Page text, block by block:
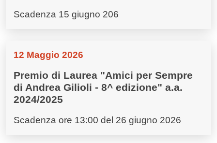
Scadenza 15 giugno 206
12 Maggio 2026
Premio di Laurea "Amici per Sempre
di Andrea Gilioli - 8^ edizione" a.a.
2024/2025
Scadenza ore 13:00 del 26 giugno 2026